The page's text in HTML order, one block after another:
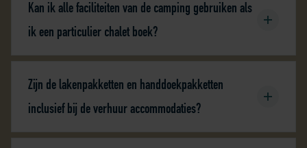
Kan ik alle faciliteiten van de camping gebruiken als
ik een particulier chalet boek?
Zijn de lakenpakketten en handdoekpakketten
inclusief bij de verhuur accommodaties?